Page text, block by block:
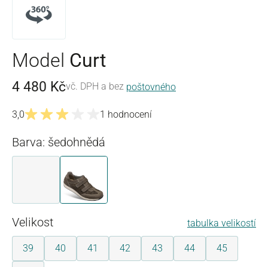
Model Curt
4 480 Kčvč. DPH a bez poštovného
3,0
1 hodnocení
Barva: šedohnědá
tmavě modrášedohnědá
Vyberte
Velikost tabulka velikostí
39 40 41 42 43 44 45